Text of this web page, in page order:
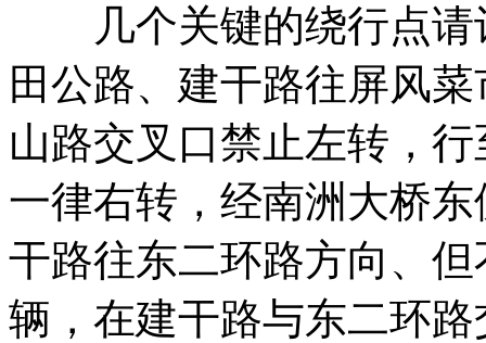
几个关键的绕行点请
田公路、建干路往屏风
山路交叉口禁止左转，
一律右转，经南洲大桥
干路往东二环路方向、
辆，在建干路与东二环